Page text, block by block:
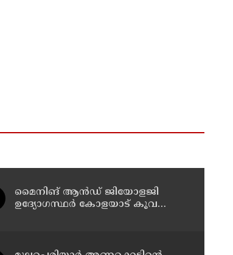
മൈനിങ് ആൻഡ്​ ജിയോളജി
ഉദ്യോഗസ്ഥർ കോളയാട് കൂവ